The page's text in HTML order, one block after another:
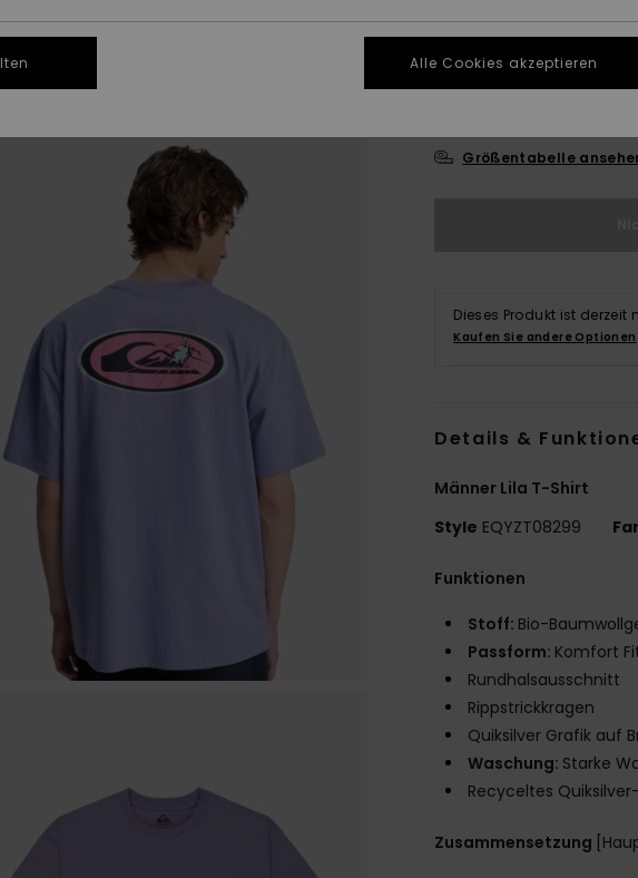
Größentabelle
Dieses Produkt ist derzeit
Kaufen Sie andere Optionen
Details &
Männer Lila T-Shirt
Style EQYZT08299
Funktionen
Stoff: Bio-
Passform: Komfort
Rundhalsausschnitt
Rippstrickkragen
Quiksilver Grafik auf
Waschung: Starke
Recyceltes
Zusammensetzung
Alle Cookies akzeptieren